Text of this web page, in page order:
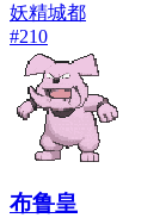
妖精城都
#210
布鲁皇